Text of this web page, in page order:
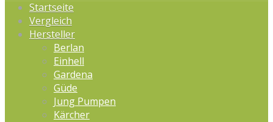
Startseite
Vergleich
Hersteller
Berlan
Einhell
Gardena
Güde
Jung Pumpen
Kärcher